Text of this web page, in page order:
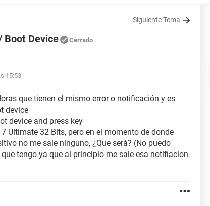
Siguiente Tema
Boot Device Cerrado
15:53
que tienen el mismo error o notificación y es
device
device and press key
Ultimate 32 Bits, pero en el momento de donde
no me sale ninguno, ¿Que será? (No puedo
tengo ya que al principio me sale esa notifiacion